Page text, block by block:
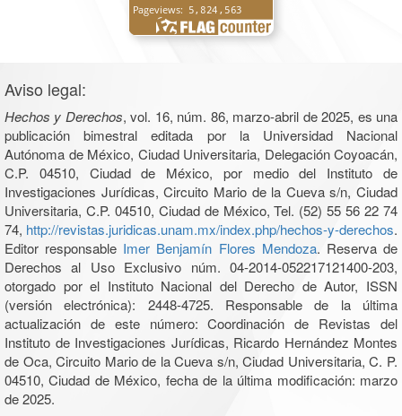
Aviso legal:
Hechos y Derechos, vol. 16, núm. 86, marzo-abril de 2025, es una
publicación bimestral editada por la Universidad Nacional
Autónoma de México, Ciudad Universitaria, Delegación Coyoacán,
C.P. 04510, Ciudad de México, por medio del Instituto de
Investigaciones Jurídicas, Circuito Mario de la Cueva s/n, Ciudad
Universitaria, C.P. 04510, Ciudad de México, Tel. (52) 55 56 22 74
74, http://revistas.juridicas.unam.mx/index.php/hechos-y-derechos.
Editor responsable Imer Benjamín Flores Mendoza. Reserva de
Derechos al Uso Exclusivo núm. 04-2014-052217121400-203,
otorgado por el Instituto Nacional del Derecho de Autor, ISSN
(versión electrónica): 2448-4725. Responsable de la última
actualización de este número: Coordinación de Revistas del
Instituto de Investigaciones Jurídicas, Ricardo Hernández Montes
de Oca, Circuito Mario de la Cueva s/n, Ciudad Universitaria, C. P.
04510, Ciudad de México, fecha de la última modificación: marzo
de 2025.